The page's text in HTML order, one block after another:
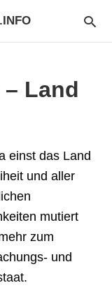
Land
einst das Land
und aller
mutiert
zum
und